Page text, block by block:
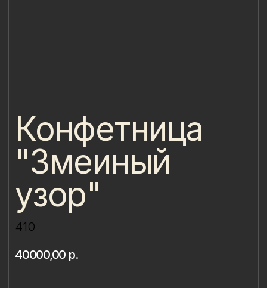
узор"
410
40000,00 р.
Купить
Сумка-конфетница «Змеиный узор»
созданной в нашей художественной